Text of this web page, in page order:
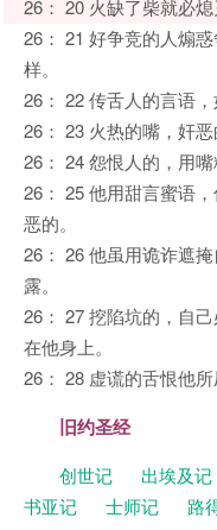
26： 20 火缺了柴就必
26： 21 好争竞的人煽
样。
26： 22 传舌人的言语
26： 23 火热的嘴，奸
26： 24 怨恨人的，用
26： 25 他用甜言蜜语
恶的。
26： 26 他虽用诡诈遮
露。
26： 27 挖陷坑的，自
在他身上。
26： 28 虚谎的舌恨他
旧约圣经
创世记 出埃及记
书亚记
士师记 路